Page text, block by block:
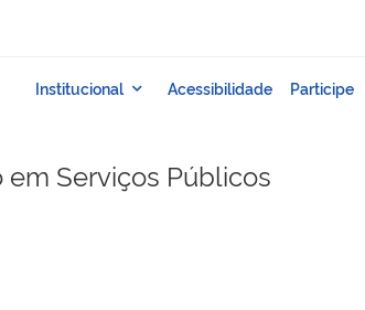
em Serviços Públicos